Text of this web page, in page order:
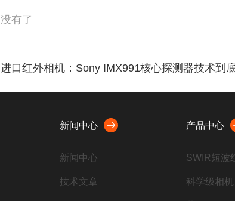
没有了
进口红外相机：Sony IMX991核心探测器技术到
新闻中心
新闻中心
技术文章
产品中心
SWIR短波
科学级相机